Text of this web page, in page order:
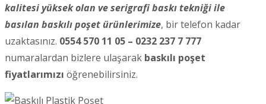
kalitesi yüksek olan ve serigrafi baskı tekniği ile
basılan baskılı poşet ürünlerimize, bir telefon kadar
uzaktasınız. 0554 570 11 05 – 0232 237 7 777
numaralardan bizlere ulaşarak baskılı poşet
fiyatlarımızı öğrenebilirsiniz.